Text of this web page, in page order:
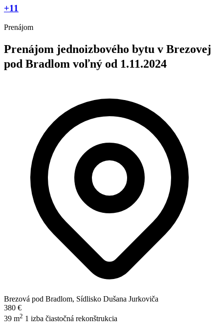
+11
Prenájom
Prenájom jednoizbového bytu v Brezovej
pod Bradlom voľný od 1.11.2024
Brezová pod Bradlom, Sídlisko Dušana Jurkoviča
380 €
39 m2 1 izba čiastočná rekonštrukcia